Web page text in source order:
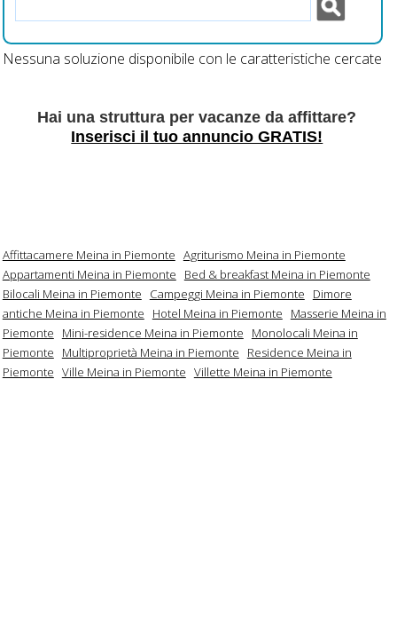
Nessuna soluzione disponibile con le caratteristiche cercate
Hai una struttura per vacanze da affittare?
Inserisci il tuo annuncio GRATIS!
Affittacamere Meina in Piemonte Agriturismo Meina in Piemonte
Appartamenti Meina in Piemonte
Bed & breakfast Meina in Piemonte
Bilocali Meina in Piemonte
Campeggi Meina in Piemonte
Dimore
antiche Meina in Piemonte
Hotel Meina in Piemonte
Masserie Meina in
Piemonte
Mini-residence Meina in Piemonte
Monolocali Meina in
Piemonte
Multiproprietà Meina in Piemonte
Residence Meina in
Piemonte Ville Meina in Piemonte Villette Meina in Piemonte